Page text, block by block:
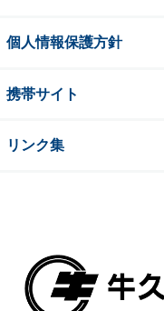
個人情報保護方針
携帯サイト
リンク集